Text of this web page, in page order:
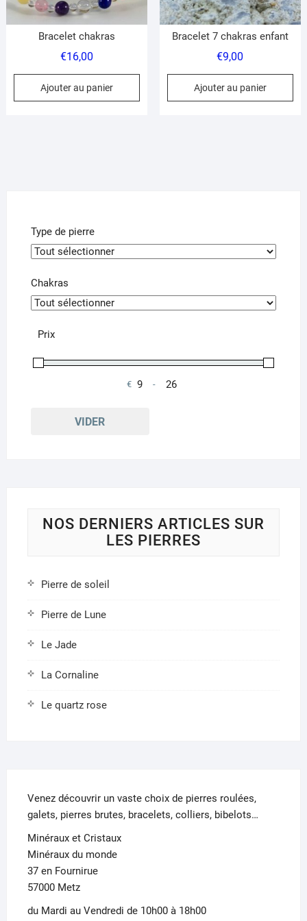
page
Bracelet chakras
€16,00
Ajouter au panier
Bracelet 7 chakras enfant
€9,00
Ajouter au panier
Type de pierre
Chakras
Prix
€ -
VIDER
NOS DERNIERS ARTICLES SUR
LES PIERRES
Pierre de soleil
Pierre de Lune
Le Jade
La Cornaline
Le quartz rose
Venez découvrir un vaste choix de pierres roulées,
galets, pierres brutes, bracelets, colliers, bibelots…
Minéraux et Cristaux
Minéraux du monde
37 en Fournirue
57000 Metz
du Mardi au Vendredi de 10h00 à 18h00